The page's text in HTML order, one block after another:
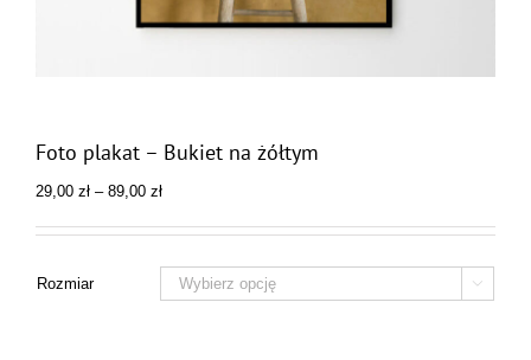
Foto plakat – Bukiet na żółtym
29,00 zł – 89,00 złZakres
od
89,00 zł
Rozmiar 